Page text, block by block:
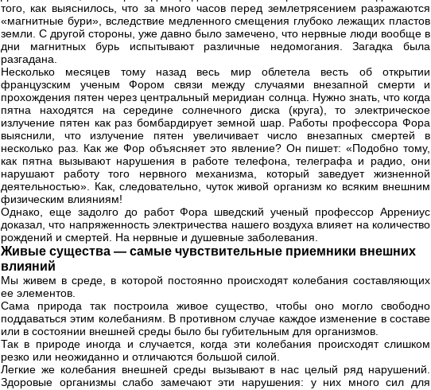
того, как выяснилось, что за много часов перед землетрясением разражаются
«магнитные бури», вследствие медленного смещения глубоко лежащих пластов
земли. С другой стороны, уже давно было замечено, что нервные люди вообще в
дни магнитных бурь испытывают различные недомогания. Загадка была
разгадана.
Несколько месяцев тому назад весь мир облетела весть об открытии
французским ученым Фором связи между случаями внезапной смерти и
прохождения пятен через центральный меридиан солнца. Нужно знать, что когда
пятна находятся на середине солнечного диска (круга), то электрическое
излучение пятен как раз бомбардирует земной шар. Работы профессора Фора
выяснили, что излучение пятен увеличивает число внезапных смертей в
несколько раз. Как же Фор объясняет это явление? Он пишет: «Подобно тому,
как пятна вызывают нарушения в работе телефона, телеграфа и радио, они
нарушают работу того нервного механизма, который заведует жизненной
деятельностью». Как, следовательно, чуток живой организм ко всяким внешним
физическим влияниям!
Однако, еще задолго до работ Фора шведский ученый профессор Аррениус
доказал, что напряженность электричества нашего воздуха влияет на количество
рождений и смертей. На нервные и душевные заболевания.
Живые существа — самые чувствительные приемники внешних
влияний
Мы живем в среде, в которой постоянно происходят колебания составляющих
ее элементов.
Сама природа так построила живое существо, чтобы оно могло свободно
поддаваться этим колебаниям. В противном случае каждое изменение в составе
или в состоянии внешней среды было бы губительным для организмов.
Так в природе иногда и случается, когда эти колебания происходят слишком
резко или неожиданно и отличаются большой силой.
Легкие же колебания внешней среды вызывают в нас целый ряд нарушений.
Здоровые организмы слабо замечают эти нарушения: у них много сил для